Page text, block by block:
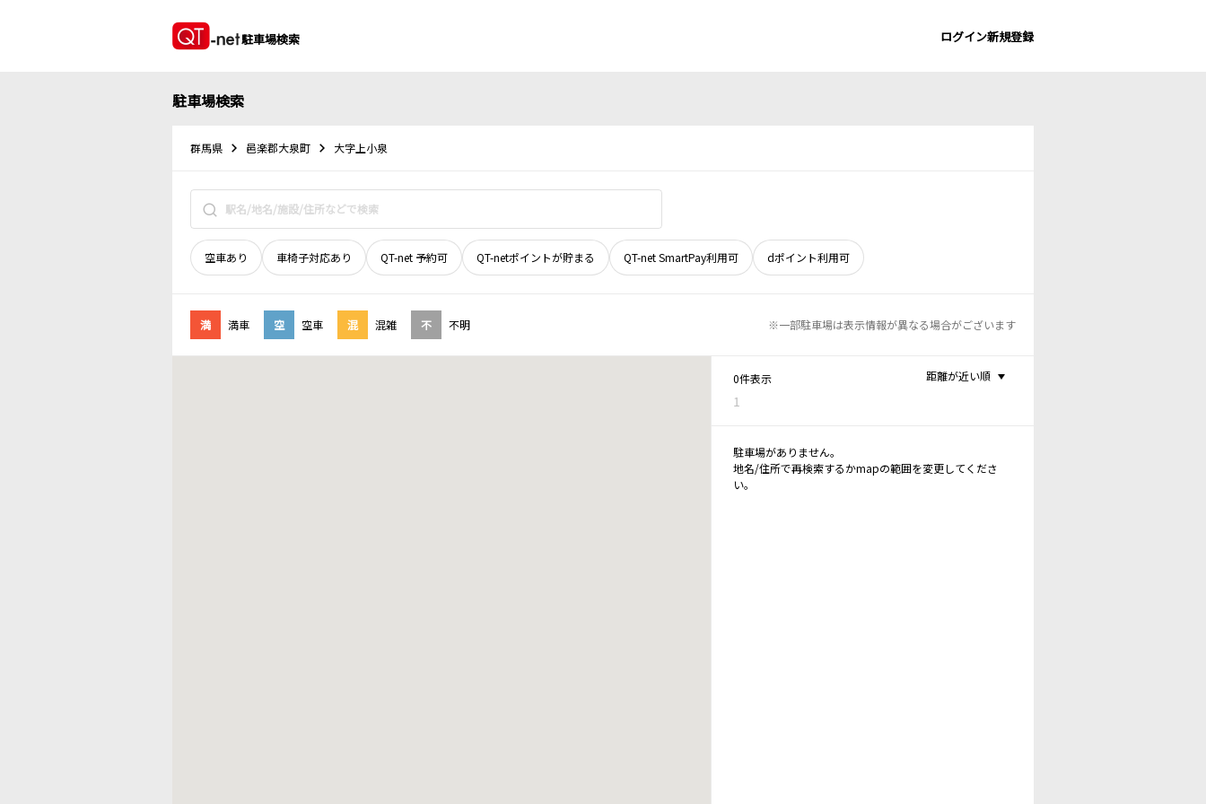
駐車場検索 ログイン新規登録
駐車場検索
群馬県 邑楽郡大泉町 大字上小泉
空車あり 車椅子対応あり QT-net 予約可 QT-netポイントが貯まる QT-net SmartPay利用可 dポイント利用可
満 満車 空 空車 混 混雑 不 不明 ※一部駐車場は表示情報が異なる場合がございます
0件表示
1
距離が近い順
駐車場がありません。
地名/住所で再検索するかmapの範囲を変更してくださ
い。